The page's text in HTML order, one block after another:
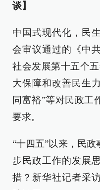
谈】
中国式现代化，民
会审议通过的《中
社会发展第十五个
大保障和改善民生
同富裕”等对民政工
要求。
“十四五”以来，民
步民政工作的发展
措？新华社记者采